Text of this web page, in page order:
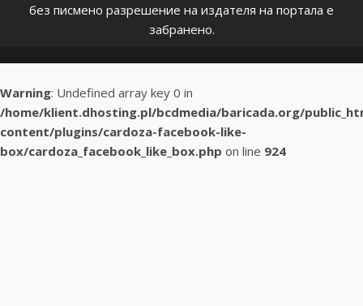
без писмено разрешение на издателя на портала е
забранено.
Warning: Undefined array key 0 in
/home/klient.dhosting.pl/bcdmedia/baricada.org/
content/plugins/cardoza-facebook-like-
box/cardoza_facebook_like_box.php on line 924